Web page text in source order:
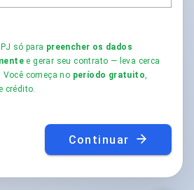
só para preencher os dados
e gerar seu contrato — leva cerca
começa no período gratuito,
crédito.
Continuar